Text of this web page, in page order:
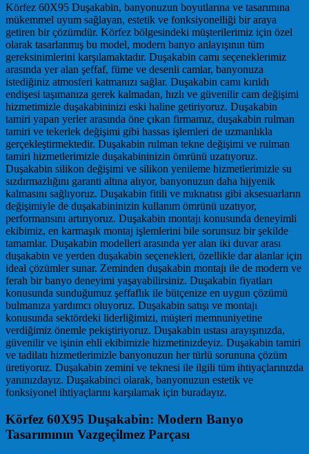
Körfez 60X95 Duşakabin, banyonuzun boyutlarına ve tasarımına
mükemmel uyum sağlayan, estetik ve fonksiyonelliği bir araya
getiren bir çözümdür. Körfez bölgesindeki müşterilerimiz için özel
olarak tasarlanmış bu model, modern banyo anlayışının tüm
gereksinimlerini karşılamaktadır. Duşakabin camı seçeneklerimiz
arasında yer alan şeffaf, füme ve desenli camlar, banyonuza
istediğiniz atmosferi katmanızı sağlar. Duşakabin camı kırıldı
endişesi taşımanıza gerek kalmadan, hızlı ve güvenilir cam değişimi
hizmetimizle duşakabininizi eski haline getiriyoruz. Duşakabin
tamiri yapan yerler arasında öne çıkan firmamız, duşakabin rulman
tamiri ve tekerlek değişimi gibi hassas işlemleri de uzmanlıkla
gerçekleştirmektedir. Duşakabin rulman tekne değişimi ve rulman
tamiri hizmetlerimizle duşakabininizin ömrünü uzatıyoruz.
Duşakabin silikon değişimi ve silikon yenileme hizmetlerimizle su
sızdırmazlığını garanti altına alıyor, banyonuzun daha hijyenik
kalmasını sağlıyoruz. Duşakabin fitili ve mıknatısı gibi aksesuarların
değişimiyle de duşakabininizin kullanım ömrünü uzatıyor,
performansını artırıyoruz. Duşakabin montajı konusunda deneyimli
ekibimiz, en karmaşık montaj işlemlerini bile sorunsuz bir şekilde
tamamlar. Duşakabin modelleri arasında yer alan iki duvar arası
duşakabin ve yerden duşakabin seçenekleri, özellikle dar alanlar için
ideal çözümler sunar. Zeminden duşakabin montajı ile de modern ve
ferah bir banyo deneyimi yaşayabilirsiniz. Duşakabin fiyatları
konusunda sunduğumuz şeffaflık ile bütçenize en uygun çözümü
bulmanıza yardımcı oluyoruz. Duşakabin satışı ve montajı
konusunda sektördeki liderliğimizi, müşteri memnuniyetine
verdiğimiz önemle pekiştiriyoruz. Duşakabin ustası arayışınızda,
güvenilir ve işinin ehli ekibimizle hizmetinizdeyiz. Duşakabin tamiri
ve tadilatı hizmetlerimizle banyonuzun her türlü sorununa çözüm
üretiyoruz. Duşakabin zemini ve teknesi ile ilgili tüm ihtiyaçlarınızda
yanınızdayız. Duşakabinci olarak, banyonuzun estetik ve
fonksiyonel ihtiyaçlarını karşılamak için buradayız.
Körfez 60X95 Duşakabin: Modern Banyo
Tasarımının Vazgeçilmez Parçası